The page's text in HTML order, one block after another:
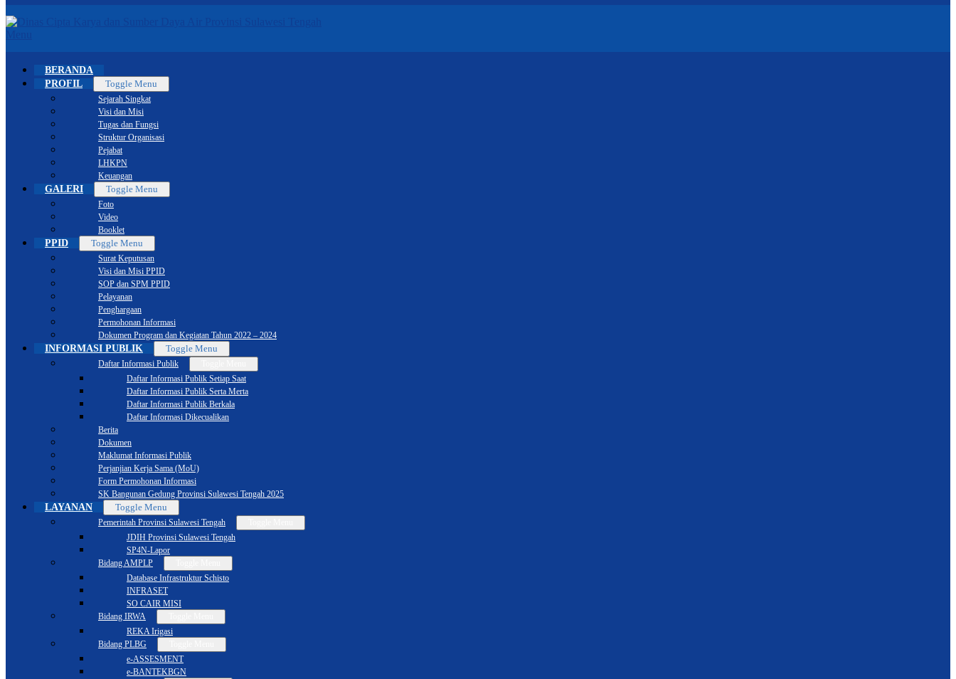
BERANDA
PROFIL
Toggle Menu
Sejarah Singkat
Visi dan Misi
Tugas dan Fungsi
Struktur Organisasi
Pejabat
LHKPN
Keuangan
GALERI Toggle Menu
Foto
Video
Booklet
PPID Toggle Menu
Surat Keputusan
Visi dan Misi PPID
SOP dan SPM PPID
Pelayanan
Penghargaan
Permohonan Informasi
Dokumen Program dan Kegiatan Tahun 2022 – 2024
INFORMASI PUBLIK Toggle Menu
Daftar Informasi Publik
Daftar Informasi Publik Setiap Saat
Daftar Informasi Publik Serta Merta
Daftar Informasi Publik Berkala
Daftar Informasi Dikecualikan
Berita
Dokumen
Maklumat Informasi Publik
Perjanjian Kerja Sama (MoU)
Form Permohonan Informasi
SK Bangunan Gedung Provinsi Sulawesi Tengah 2025
LAYANAN Toggle Menu
Pemerintah Provinsi Sulawesi Tengah
JDIH Provinsi Sulawesi Tengah
SP4N-Lapor
Bidang AMPLP
Database Infrastruktur Schisto
INFRASET
SO CAIR MISI
Bidang IRWA
REKA Irigasi
Bidang PLBG
e-ASSESMENT
e-BANTEKBGN